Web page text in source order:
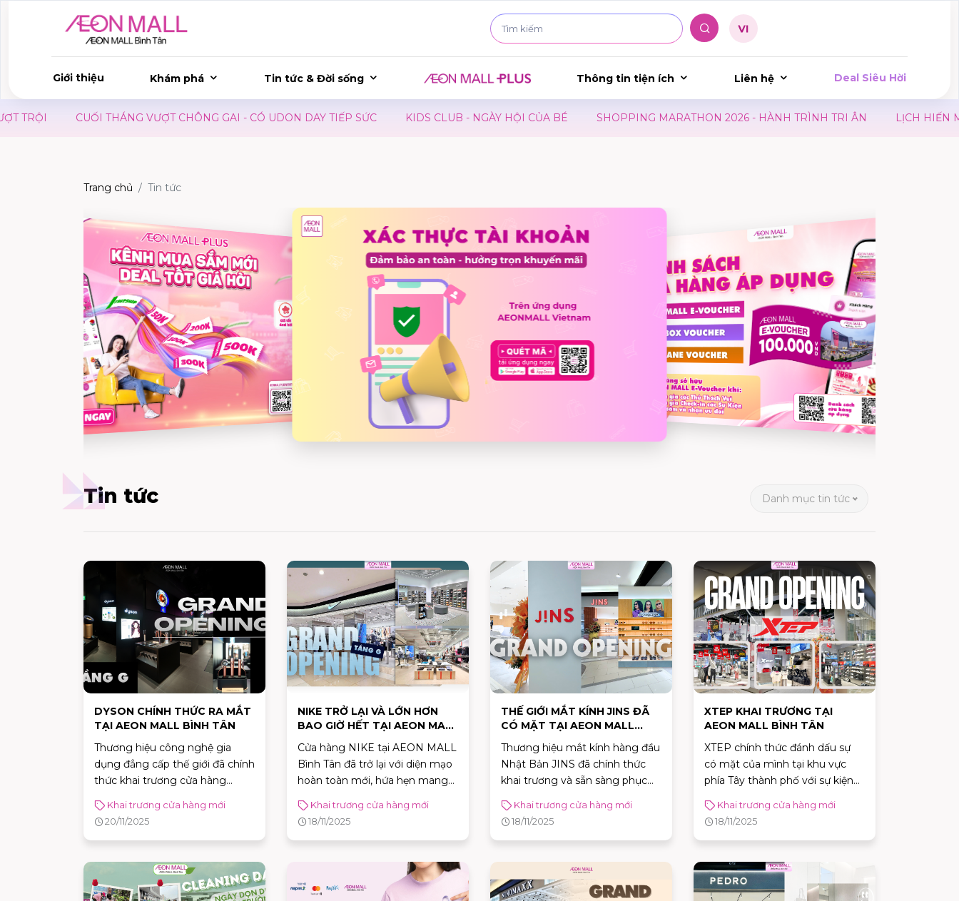
Giới thiệu Khám phá Tin tức & Đời sống Thông tin tiện ích Liên hệ Deal Siêu Hời
CUỐI THÁNG VƯỢT CHÔNG GAI - CÓ UDON DAY TIẾP SỨC KIDS CLUB - NGÀY HỘI CỦA BÉ SHOPPING MARATHON 2026 - HÀNH TRÌNH TRI ÂN LỊCH HIẾN MÁU HÀNG
Trang chủ Tin tức
Tin tức Danh mục tin tức
DYSON CHÍNH THỨC RA MẮT
TẠI AEON MALL BÌNH TÂN
Thương hiệu công nghệ gia
dụng đẳng cấp thế giới đã chính
thức khai trương cửa hàng
MALL Bình Tân.
Khai trương cửa hàng mới
20/11/2025
NIKE TRỞ LẠI VÀ LỚN HƠN
BAO GIỜ HẾT TẠI AEON MALL
Cửa hàng NIKE tại AEON MALL
Bình Tân đã trở lại với diện mạo
hoàn toàn mới, hứa hẹn mang
cấp và thỏa mãn mọi tín đồ thời
trang thể thao.
Khai trương cửa hàng mới
18/11/2025
THẾ GIỚI MẮT KÍNH JINS ĐÃ
CÓ MẶT TẠI AEON MALL
Thương hiệu mắt kính hàng đầu
Nhật Bản JINS đã chính thức
khai trương và sẵn sàng phục
Bình Tân!
Khai trương cửa hàng mới
18/11/2025
XTEP KHAI TRƯƠNG TẠI
AEON MALL BÌNH TÂN
XTEP chính thức đánh dấu sự
có mặt của mình tại khu vực
phía Tây thành phố với sự kiện
tại AEON MALL Bình Tân
Khai trương cửa hàng mới
18/11/2025